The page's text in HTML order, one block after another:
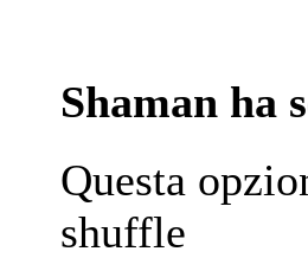
Shaman ha
Questa
shuffle